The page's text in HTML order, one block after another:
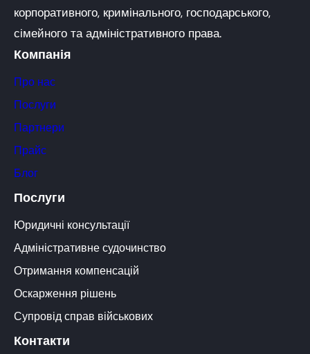
корпоративного, кримінального, господарського,
сімейного та адміністративного права.
Компанія
Про нас
Послуги
Партнери
Прайс
Блог
Послуги
Юридичні консультації
Адміністративне судочинство
Отримання компенсацій
Оскарження рішень
Супровід справ військових
Контакти